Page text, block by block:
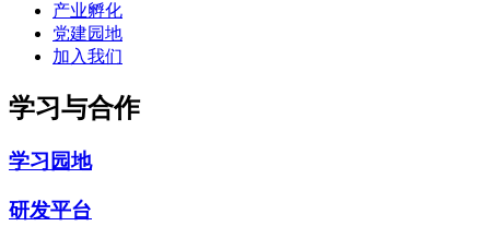
产业孵化
党建园地
加入我们
学习与合作
学习园地
研发平台